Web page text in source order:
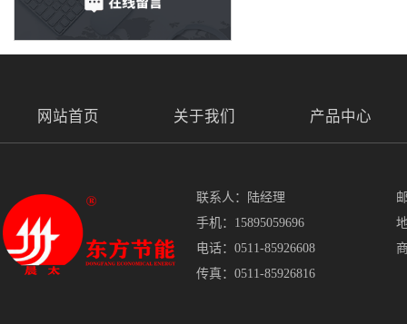
网站首页 关于我们 产品中心
联系人：陆经理
手机：15895059696
电话：0511-85926608
传真：0511-85926816